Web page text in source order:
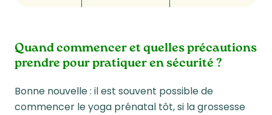
Quand commencer et quelles précautions
prendre pour pratiquer en sécurité ?
Bonne nouvelle : il est souvent possible de
commencer le yoga prénatal tôt, si la grossesse